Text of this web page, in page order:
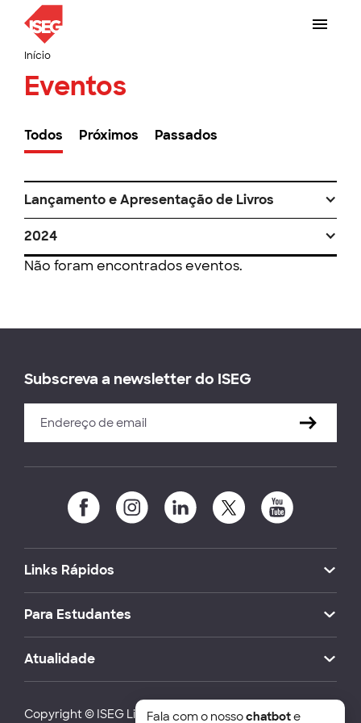
Início
Eventos
Todos Próximos Passados
Lançamento e Apresentação de Livros
2024
Não foram encontrados eventos.
Subscreva a newsletter do ISEG
Links Rápidos
Para Estudantes
Atualidade
Copyright © ISEG Lisbon School of Economics and
Fala com o nossochatbote